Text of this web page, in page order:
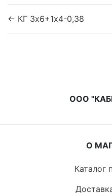
← КГ 3х6+1х4-0,38
ООО
О
Каталог